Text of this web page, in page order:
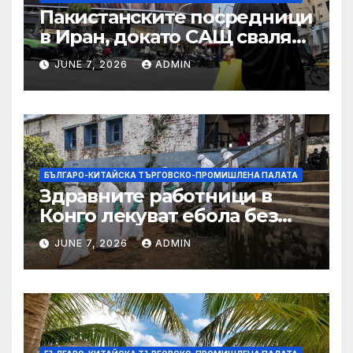
Пакистанските посредници
в Иран, докато САЩ свалят
дронове, Ливан търси мир
JUNE 7, 2026 ADMIN
БЪЛГАРО-КИТАЙСКА ТЪРГОВСКО-ПРОМИШЛЕНА ПАЛАТА
Здравните работници в
Конго лекуват ебола без
заплащане, докато СЗО
търси ресурси
JUNE 7, 2026 ADMIN